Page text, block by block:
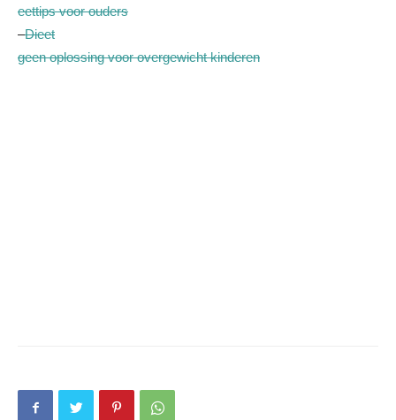
eettips voor ouders
–Dieet
geen oplossing voor overgewicht kinderen